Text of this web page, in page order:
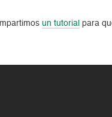
un tutorial para